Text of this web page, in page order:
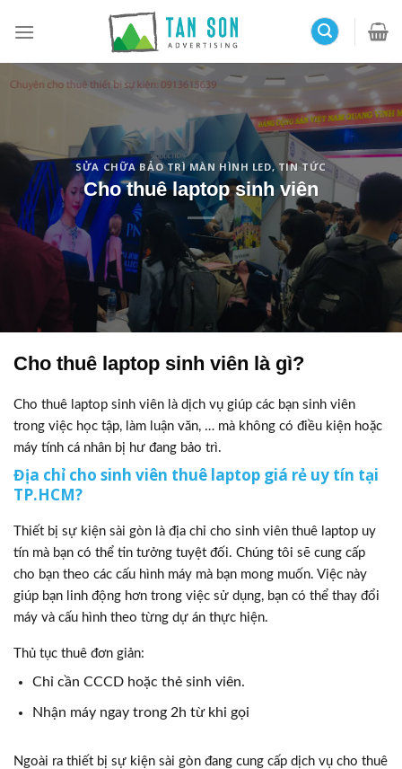
SỬA CHỮA BẢO TRÌ MÀN HÌNH LED,TIN TỨC
Cho thuê laptop sinh viên
Cho thuê laptop sinh viên là gì?
Cho thuê laptop sinh viên là dịch vụ giúp các bạn sinh viên
trong việc học tập, làm luận văn, … mà không có điều kiện hoặc
máy tính cá nhân bị hư đang bảo trì.
Địa chỉ cho sinh viên thuê laptop giá rẻ uy tín tại
TP.HCM?
Thiết bị sự kiện sài gòn là địa chỉ cho sinh viên thuê laptop uy
tín mà bạn có thể tin tưởng tuyệt đối. Chúng tôi sẽ cung cấp
cho bạn theo các cấu hình máy mà bạn mong muốn. Việc này
giúp bạn linh động hơn trong việc sử dụng, bạn có thể thay đổi
máy và cấu hình theo từng dự án thực hiện.
Thủ tục thuê đơn giản:
Chỉ cần CCCD hoặc thẻ sinh viên.
Nhận máy ngay trong 2h từ khi gọi
Ngoài ra thiết bị sự kiện sài gòn đang cung cấp dịch vụ cho thuê